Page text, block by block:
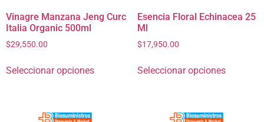
Vinagre Manzana Jeng Curc
Italia Organic 500ml
$29,550.00
Seleccionar opciones
Esencia Floral Echinacea 25
Ml
$17,950.00
Seleccionar opciones